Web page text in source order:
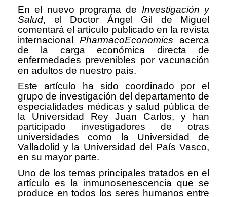
En el nuevo programa de Investigación y
Salud, el Doctor Ángel Gil de Miguel
comentará el artículo publicado en la revista
internacional PharmacoEconomics acerca
de la carga económica directa de
enfermedades prevenibles por vacunación
en adultos de nuestro país.
Este artículo ha sido coordinado por el
grupo de investigación del departamento de
especialidades médicas y salud pública de
la Universidad Rey Juan Carlos, y han
participado investigadores de otras
universidades como la Universidad de
Valladolid y la Universidad del País Vasco,
en su mayor parte.
Uno de los temas principales tratados en el
artículo es la inmunosenescencia que se
produce en todos los seres humanos entre